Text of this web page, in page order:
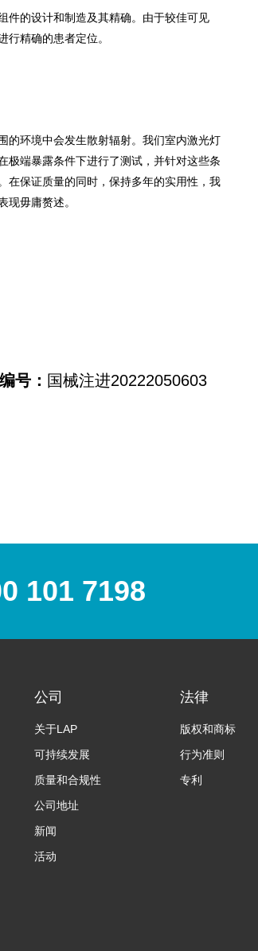
件的设计和制造及其精确。由于较佳可见
行精确的患者定位。
的环境中会发生散射辐射。我们室内激光灯
极端暴露条件下进行了测试，并针对这些条
在保证质量的同时，保持多年的实用性，我
现毋庸赘述。
号： 国械注进20222050603
101 7198
公司
关于LAP
可持续发展
质量和合规性
公司地址
新闻
活动
法律
版权和商标
行为准则
专利